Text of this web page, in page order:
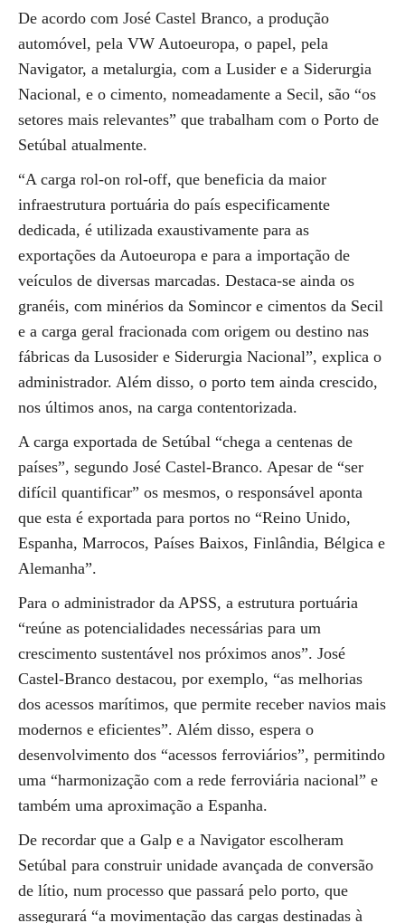
De acordo com José Castel Branco, a produção
automóvel, pela VW Autoeuropa, o papel, pela
Navigator, a metalurgia, com a Lusider e a Siderurgia
Nacional, e o cimento, nomeadamente a Secil, são “os
setores mais relevantes” que trabalham com o Porto de
Setúbal atualmente.
“A carga rol-on rol-off, que beneficia da maior
infraestrutura portuária do país especificamente
dedicada, é utilizada exaustivamente para as
exportações da Autoeuropa e para a importação de
veículos de diversas marcadas. Destaca-se ainda os
granéis, com minérios da Somincor e cimentos da Secil
e a carga geral fracionada com origem ou destino nas
fábricas da Lusosider e Siderurgia Nacional”, explica o
administrador. Além disso, o porto tem ainda crescido,
nos últimos anos, na carga contentorizada.
A carga exportada de Setúbal “chega a centenas de
países”, segundo José Castel-Branco. Apesar de “ser
difícil quantificar” os mesmos, o responsável aponta
que esta é exportada para portos no “Reino Unido,
Espanha, Marrocos, Países Baixos, Finlândia, Bélgica e
Alemanha”.
Para o administrador da APSS, a estrutura portuária
“reúne as potencialidades necessárias para um
crescimento sustentável nos próximos anos”. José
Castel-Branco destacou, por exemplo, “as melhorias
dos acessos marítimos, que permite receber navios mais
modernos e eficientes”. Além disso, espera o
desenvolvimento dos “acessos ferroviários”, permitindo
uma “harmonização com a rede ferroviária nacional” e
também uma aproximação a Espanha.
De recordar que a Galp e a Navigator escolheram
Setúbal para construir unidade avançada de conversão
de lítio, num processo que passará pelo porto, que
assegurará “a movimentação das cargas destinadas à